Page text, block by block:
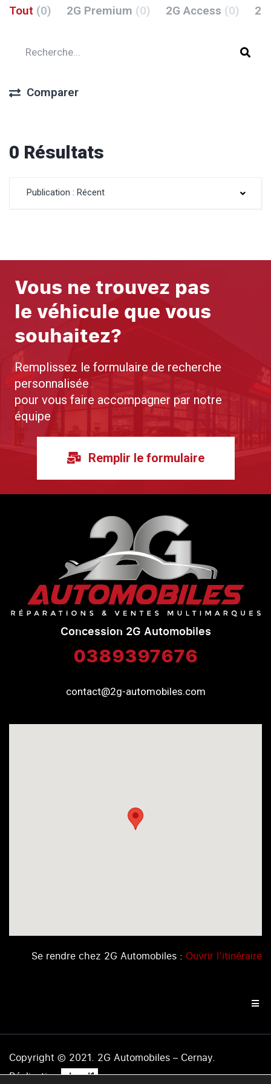
Tout (0) 2G Premium (0) 2G Access (0)
Comparer
0 Résultats
Publication : Récent
Vous ne trouvez pas
le véhicule que vous
souhaitez?
Remplissez le formulaire de recherche
personnalisée
pour vous faire accompagner par notre
équipe
Remplir le formulaire
Concession 2G Automobiles
0389397676
contact@2g-automobiles.com
Se rendre chez 2G Automobiles : Ouvrir l’itinéraire
Copyright © 2021. 2G Automobiles – Cernay.
Réalisation .level1